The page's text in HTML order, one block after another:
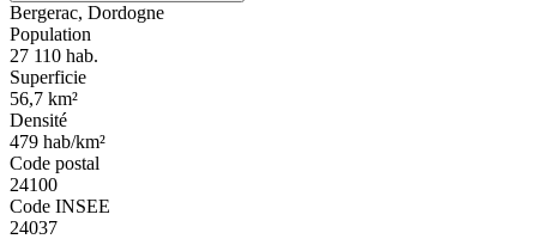
Bergerac, Dordogne
Population
27 110 hab.
Superficie
56,7 km²
Densité
479 hab/km²
Code postal
24100
Code INSEE
24037